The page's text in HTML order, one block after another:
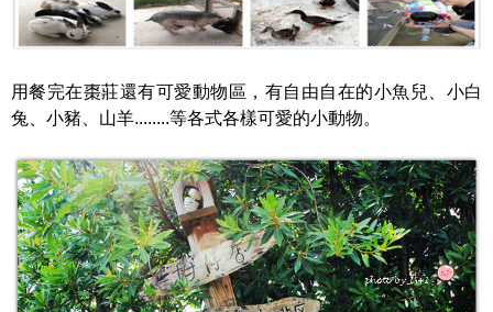
用餐完在棗莊還有可愛動物區，有自由自在的小魚兒、小白
兔、小豬、山羊........等各式各樣可愛的小動物。